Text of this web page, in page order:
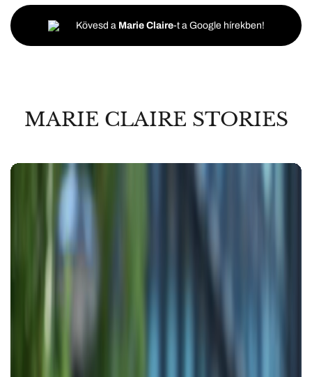
Kövesd a Marie Claire-t a Google hírekben!
MARIE CLAIRE STORIES